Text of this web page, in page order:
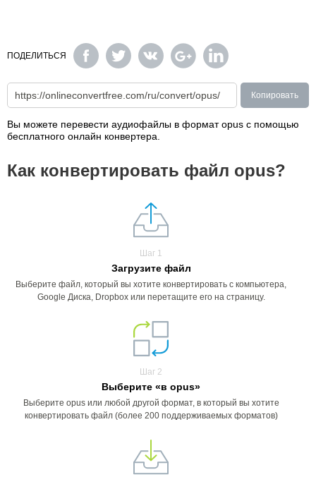
ПОДЕЛИТЬСЯ
Копировать
Вы можете перевести аудиофайлы в формат opus с помощью
бесплатного онлайн конвертера.
Как конвертировать файл opus?
Шаг 1
Загрузите файл
Выберите файл, который вы хотите конвертировать с компьютера,
Google Диска, Dropbox или перетащите его на страницу.
Шаг 2
Выберите «в opus»
Выберите opus или любой другой формат, в который вы хотите
конвертировать файл (более 200 поддерживаемых форматов)